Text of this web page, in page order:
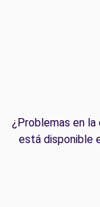
¿Problemas en
está disponible